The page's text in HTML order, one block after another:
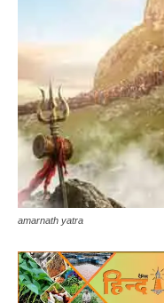
amarnath yatra